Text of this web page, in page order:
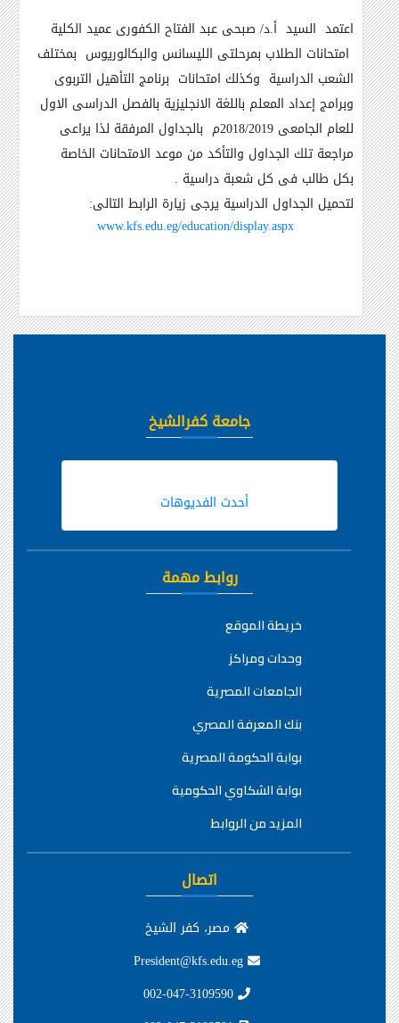
اعتمد السيد أ.د/ صبحى عبد الفتاح الكفورى عميد الكلية
امتحانات الطلاب بمرحلتى الليسانس والبكالوريوس بمختلف
الشعب الدراسية وكذلك امتحانات برنامج التأهيل التربوى
وبرامج إعداد المعلم باللغة الانجليزية بالفصل الدراسى الاول
للعام الجامعى 2018/2019م بالجداول المرفقة لذا يراعى
مراجعة تلك الجداول والتأكد من موعد الامتحانات الخاصة
بكل طالب فى كل شعبة دراسية .
لتحميل الجداول الدراسية يرجى زيارة الرابط التالى:
www.kfs.edu.eg/education/display.aspx
جامعة كفرالشيخ
أحدث الفديوهات
روابط مهمة
خريطة الموقع
وحدات ومراكز
الجامعات المصرية
بنك المعرفة المصري
بوابة الحكومة المصرية
بوابة الشكاوي الحكومية
المزيد من الروابط
اتصال
مصر، كفر الشيخ